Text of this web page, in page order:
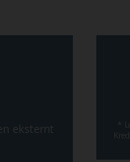
eksternt
*